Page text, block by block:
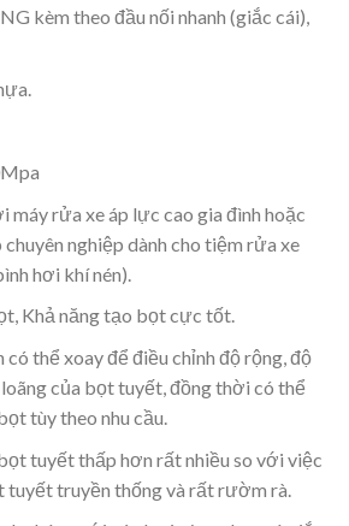
kèm theo đầu nối nhanh (giắc cái),
máy rửa xe áp lực cao gia đình hoặc
chuyên nghiệp dành cho tiệm rửa xe
hơi khí nén).
Khả năng tạo bọt cực tốt.
có thể xoay để điều chỉnh độ rộng, độ
của bọt tuyết, đồng thời có thể
tùy theo nhu cầu.
tuyết thấp hơn rất nhiều so với việc
tuyết truyền thống và rất rườm rà.